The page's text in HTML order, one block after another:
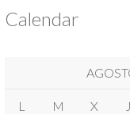
Calendar
L M X J